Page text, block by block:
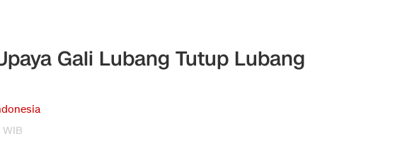
Gali Lubang Tutup Lubang
WIB